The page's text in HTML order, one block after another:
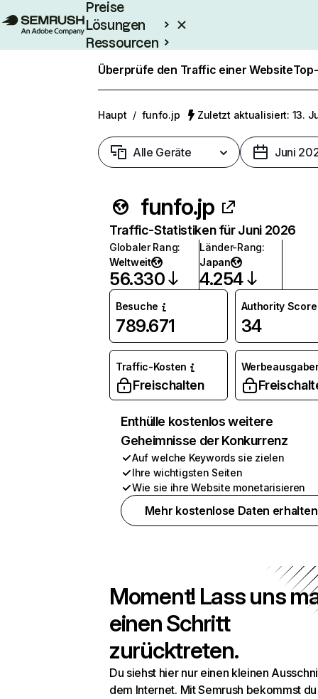
Preise
Lösungen
Ressourcen
Enterprise
Überprüfe den Traffic einer Website
Haupt / funfo.jp Zuletzt aktualisiert: 13.
Alle Geräte Juni
funfo.jp
Traffic-Statistiken für Juni 2026
Globaler Rang:
Weltweit
56.330
Länder-Rang:
Japan
4.254
Besuche
789.671
Authority Score
34
Traffic-Kosten
Freischalten
Enthülle kostenlos weitere
Geheimnisse der Konkurrenz
Auf welche Keywords sie zielen
Ihre wichtigsten Seiten
Wie sie ihre Website monetarisieren
Mehr kostenlose Daten erhalten
Moment! Lass uns
einen Schritt
zurücktreten.
Du siehst hier nur einen kleinen
dem Internet. Mit Semrush bekommst